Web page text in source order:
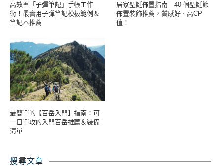
高效率「子彈筆記」手帳工作
術！最實用子彈筆記模板範例＆
筆記本推薦
居家聖誕佈置指南｜40 個聖誕節
佈置裝飾推薦，質感好、高CP
值！
最簡單的【百岳入門】指南：可
一日單攻的入門百岳推薦＆裝備
清單
搜尋文章